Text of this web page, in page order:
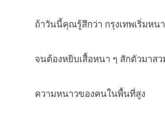
ถ้าวันนี้คุณรู้สึกว่า กรุงเทพเริ่มหนา
จนต้องหยิบเสื้อหนา ๆ สักตัวมาสว
ความหนาวของคนในพื้นที่สูง